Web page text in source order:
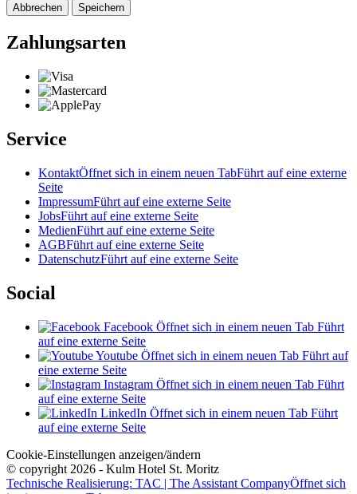
Abbrechen Speichern
Zahlungsarten
Service
KontaktÖffnet sich in einem neuen TabFührt auf eine externe
Seite
ImpressumFührt auf eine externe Seite
JobsFührt auf eine externe Seite
MedienFührt auf eine externe Seite
AGBFührt auf eine externe Seite
DatenschutzFührt auf eine externe Seite
Social
Facebook Öffnet sich in einem neuen Tab Führt
auf eine externe Seite
Youtube Öffnet sich in einem neuen Tab Führt auf
eine externe Seite
Instagram Öffnet sich in einem neuen Tab Führt
auf eine externe Seite
LinkedIn Öffnet sich in einem neuen Tab Führt
auf eine externe Seite
Cookie-Einstellungen anzeigen/ändern
© copyright 2026 - Kulm Hotel St. Moritz
Technische Realisierung: TAC | The Assistant CompanyÖffnet sich